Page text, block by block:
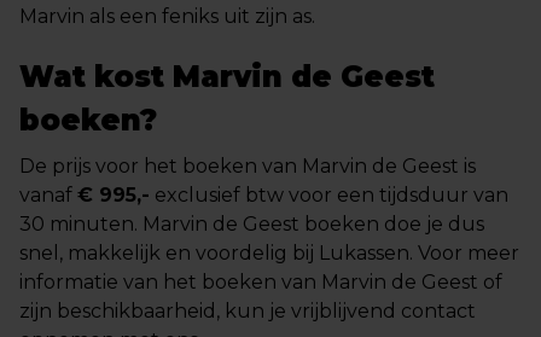
Marvin als een feniks uit zijn as.
Wat kost Marvin de Geest
boeken?
De prijs voor het boeken van Marvin de Geest is
vanaf € 995,- exclusief btw voor een tijdsduur van
30 minuten. Marvin de Geest boeken doe je dus
snel, makkelijk en voordelig bij Lukassen. Voor meer
informatie van het boeken van Marvin de Geest of
zijn beschikbaarheid, kun je vrijblijvend contact